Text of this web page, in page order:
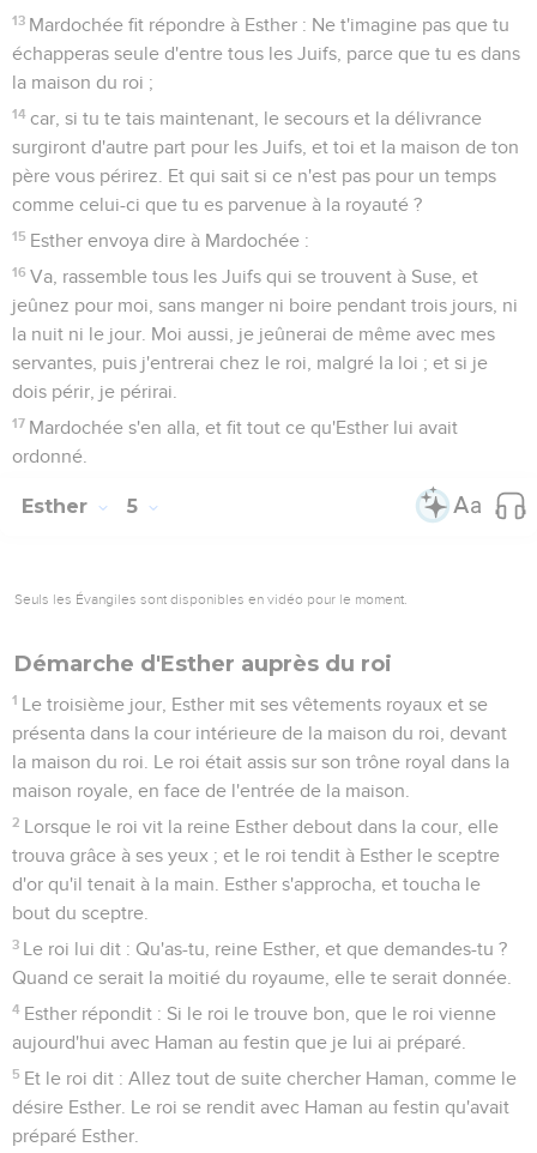
13 Mardochée fit répondre à Esther : Ne t'imagine pas que tu
échapperas seule d'entre tous les Juifs, parce que tu es dans
la maison du roi ;
14 car, si tu te tais maintenant, le secours et la délivrance
surgiront d'autre part pour les Juifs, et toi et la maison de ton
père vous périrez. Et qui sait si ce n'est pas pour un temps
comme celui-ci que tu es parvenue à la royauté ?
15 Esther envoya dire à Mardochée :
16 Va, rassemble tous les Juifs qui se trouvent à Suse, et
jeûnez pour moi, sans manger ni boire pendant trois jours, ni
la nuit ni le jour. Moi aussi, je jeûnerai de même avec mes
servantes, puis j'entrerai chez le roi, malgré la loi ; et si je
dois périr, je périrai.
17 Mardochée s'en alla, et fit tout ce qu'Esther lui avait
ordonné.
Esther 5
Seuls les Évangiles sont disponibles en vidéo pour le moment.
Démarche d'Esther auprès du roi
1 Le troisième jour, Esther mit ses vêtements royaux et se
présenta dans la cour intérieure de la maison du roi, devant
la maison du roi. Le roi était assis sur son trône royal dans la
maison royale, en face de l'entrée de la maison.
2 Lorsque le roi vit la reine Esther debout dans la cour, elle
trouva grâce à ses yeux ; et le roi tendit à Esther le sceptre
d'or qu'il tenait à la main. Esther s'approcha, et toucha le
bout du sceptre.
3 Le roi lui dit : Qu'as-tu, reine Esther, et que demandes-tu ?
Quand ce serait la moitié du royaume, elle te serait donnée.
4 Esther répondit : Si le roi le trouve bon, que le roi vienne
aujourd'hui avec Haman au festin que je lui ai préparé.
5 Et le roi dit : Allez tout de suite chercher Haman, comme le
désire Esther. Le roi se rendit avec Haman au festin qu'avait
préparé Esther.